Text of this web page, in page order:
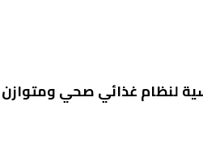
لنظام غذائي صحي ومتوازن